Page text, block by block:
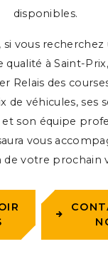
disponibles.
si vous recherchez
qualité à Saint-
Relais des
de véhicules, ses
et son équipe
vous
de votre prochain